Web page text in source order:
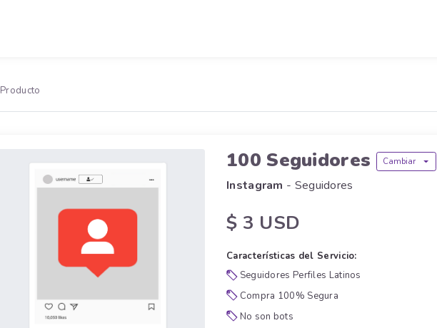
Producto
100 Seguidores Cambiar
Instagram - Seguidores
$ 3 USD
Características del Servicio:
Seguidores Perfiles Latinos
Compra 100% Segura
No son bots